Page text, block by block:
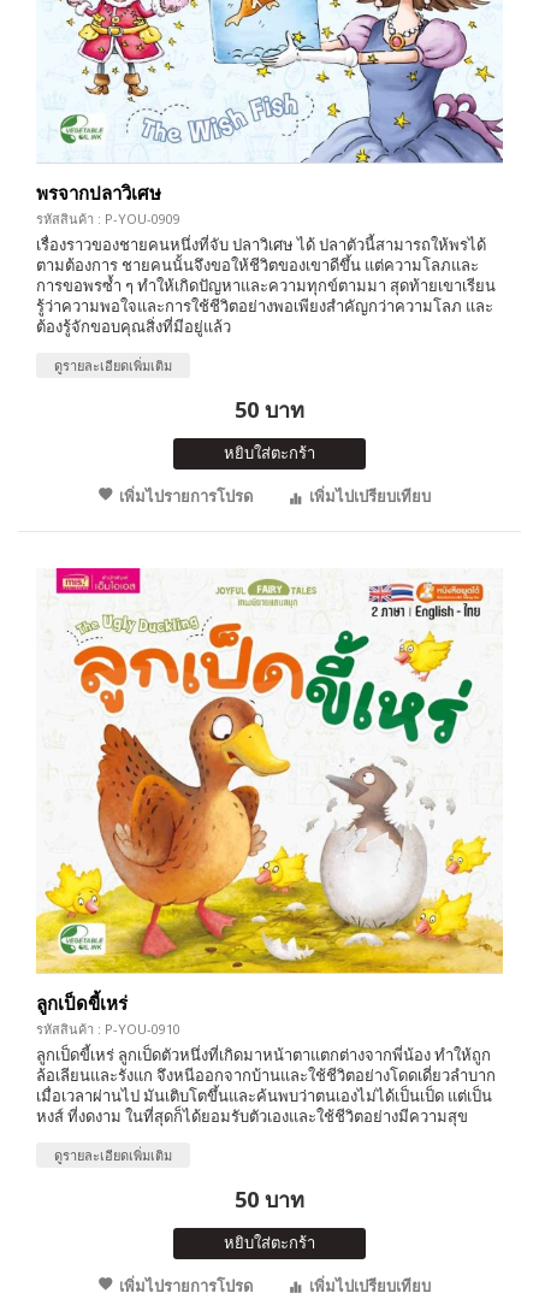
พรจากปลาวิเศษ
รหัสสินค้า : P-YOU-0909
เรื่องราวของชายคนหนึ่งที่จับ ปลาวิเศษ ได้ ปลาตัวนี้สามารถให้พรได้
ตามต้องการ ชายคนนั้นจึงขอให้ชีวิตของเขาดีขึ้น แต่ความโลภและ
การขอพรซ้ำ ๆ ทำให้เกิดปัญหาและความทุกข์ตามมา สุดท้ายเขาเรียน
รู้ว่าความพอใจและการใช้ชีวิตอย่างพอเพียงสำคัญกว่าความโลภ และ
ต้องรู้จักขอบคุณสิ่งที่มีอยู่แล้ว
ดูรายละเอียดเพิ่มเติม
50 บาท
หยิบใส่ตะกร้า
เพิ่มไปรายการโปรด
เพิ่มไปเปรียบเทียบ
ลูกเป็ดขี้เหร่
รหัสสินค้า : P-YOU-0910
ลูกเป็ดขี้เหร่ ลูกเป็ดตัวหนึ่งที่เกิดมาหน้าตาแตกต่างจากพี่น้อง ทำให้ถูก
ล้อเลียนและรังแก จึงหนีออกจากบ้านและใช้ชีวิตอย่างโดดเดี่ยวลำบาก
เมื่อเวลาผ่านไป มันเติบโตขึ้นและค้นพบว่าตนเองไม่ได้เป็นเป็ด แต่เป็น
หงส์ ที่งดงาม ในที่สุดก็ได้ยอมรับตัวเองและใช้ชีวิตอย่างมีความสุข
ดูรายละเอียดเพิ่มเติม
50 บาท
หยิบใส่ตะกร้า
เพิ่มไปรายการโปรด
เพิ่มไปเปรียบเทียบ